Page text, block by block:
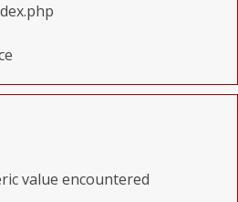
value encountered